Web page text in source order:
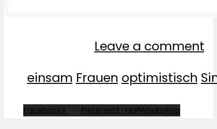
Leave a comment
einsam Frauen optimistisch
FacebookX PinterestE-MailWhatsApp